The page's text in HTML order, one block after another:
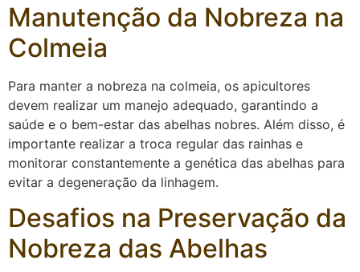
Manutenção da Nobreza na
Colmeia
Para manter a nobreza na colmeia, os apicultores
devem realizar um manejo adequado, garantindo a
saúde e o bem-estar das abelhas nobres. Além disso, é
importante realizar a troca regular das rainhas e
monitorar constantemente a genética das abelhas para
evitar a degeneração da linhagem.
Desafios na Preservação da
Nobreza das Abelhas